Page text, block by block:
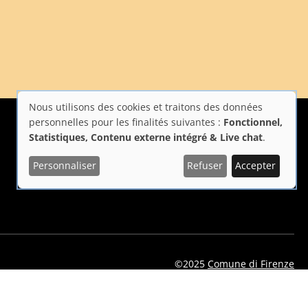
Repubblica Italiana Unione Europea
©2025 Comune di Firenze
Utilisation
des
données
et
des
Nous utilisons des cookies et traitons des données
personnelles pour les finalités suivantes : Fonctionnel,
Statistiques, Contenu externe intégré & Live chat.
Personnaliser Refuser Accepter